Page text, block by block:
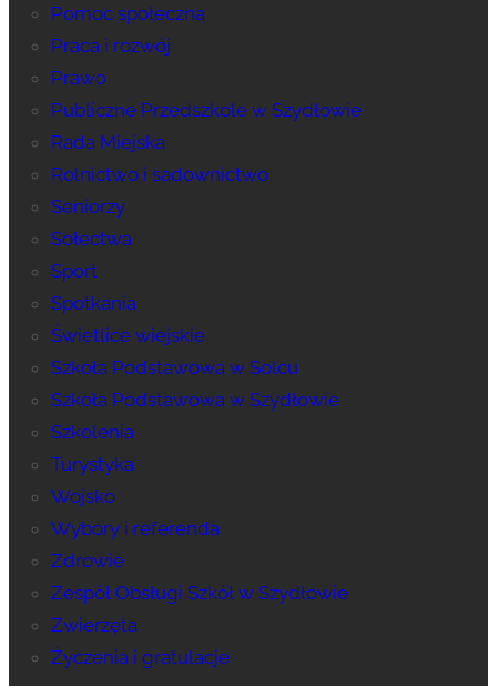
Pomoc społeczna
Praca i rozwój
Prawo
Publiczne Przedszkole w Szydłowie
Rada Miejska
Rolnictwo i sadownictwo
Seniorzy
Sołectwa
Sport
Spotkania
Świetlice wiejskie
Szkoła Podstawowa w Solcu
Szkoła Podstawowa w Szydłowie
Szkolenia
Turystyka
Wojsko
Wybory i referenda
Zdrowie
Zespół Obsługi Szkół w Szydłowie
Zwierzęta
Życzenia i gratulacje